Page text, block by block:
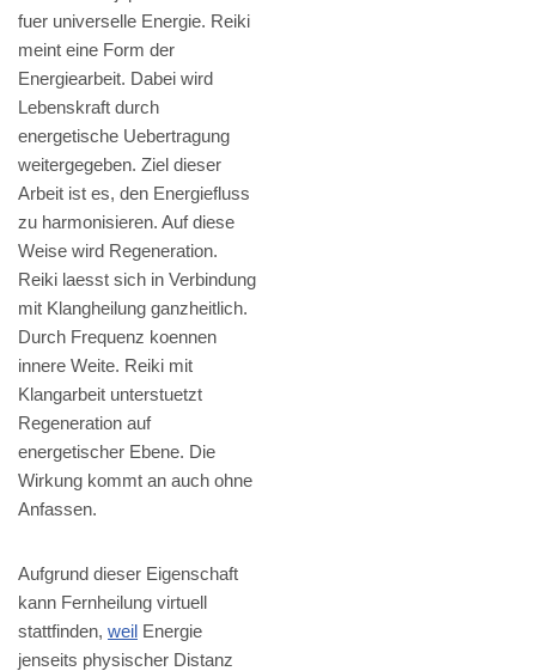
fuer universelle Energie. Reiki
meint eine Form der
Energiearbeit. Dabei wird
Lebenskraft durch
energetische Uebertragung
weitergegeben. Ziel dieser
Arbeit ist es, den Energiefluss
zu harmonisieren. Auf diese
Weise wird Regeneration.
Reiki laesst sich in Verbindung
mit Klangheilung ganzheitlich.
Durch Frequenz koennen
innere Weite. Reiki mit
Klangarbeit unterstuetzt
Regeneration auf
energetischer Ebene. Die
Wirkung kommt an auch ohne
Anfassen.
Aufgrund dieser Eigenschaft
kann Fernheilung virtuell
stattfinden, weil Energie
jenseits physischer Distanz